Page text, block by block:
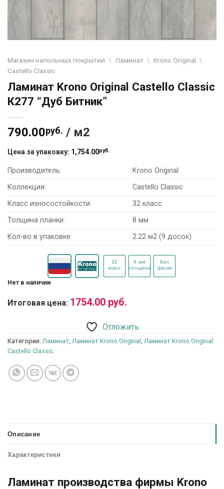
Магазин напольных покрытий \ Ламинат \ Krono Original \
Castello Classic
Ламинат Krono Original Castello Classic
К277 “Дуб Битник”
790.00руб. / м2
Цена за упаковку: 1,754.00руб.
Производитель:
Krono Original
Коллекция:
Castello Classic
Класс износостойкости:
32 класс
Толщина планки:
8 мм
Кол-во в упаковке:
2.22 м2 (9 досок)
Нет в наличии
Итоговая цена: 1754.00 руб.
Отложить
Категории: Ламинат Ламинат Krono Original Ламинат Krono Original
Castello Classic
Описание
Характеристики
Ламинат производства фирмы Krono